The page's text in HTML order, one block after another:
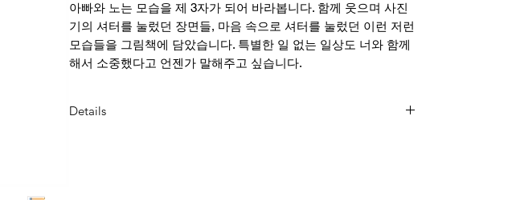
아빠와 노는 모습을 제 3자가 되어 바라봅니다. 함께 웃으며 사진
기의 셔터를 눌렀던 장면들, 마음 속으로 셔터를 눌렀던 이런 저런
모습들을 그림책에 담았습니다. 특별한 일 없는 일상도 너와 함께
해서 소중했다고 언젠가 말해주고 싶습니다.
Details